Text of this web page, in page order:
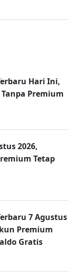
Hari Ini,
Premium
2026,
Tetap
7 Agustus
Premium
Gratis